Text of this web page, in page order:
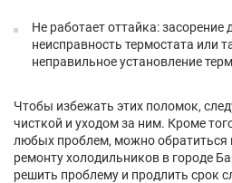
Не работает оттайка:
неисправность термостата или
неправильное установление
Чтобы избежать этих поломок,
чисткой и уходом за ним. Кроме
любых проблем, можно обратиться
ремонту холодильников в городе
решить проблему и продлить срок